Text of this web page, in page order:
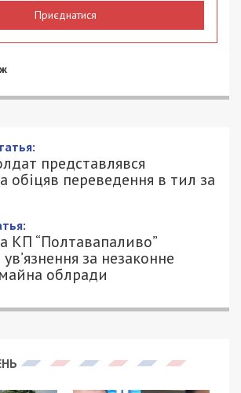
Приєднатися
представлявся
обіцяв переведення в тил за
КП “Полтавапаливо”
за незаконне
облради